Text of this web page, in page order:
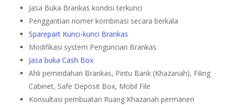
Jasa Buka Brankas kondisi terkunci
Penggantian nomer kombinasi secara berkala
Sparepart Kunci-kunci Brankas
Modifikasi system Penguncian Brankas
Jasa buka Cash Box
Ahli pemindahan Brankas, Pintu Bank (Khazanah), Filing
Cabinet, Safe Deposit Box, Mobil File
Konsultasi pembuatan Ruang Khazanah permanen